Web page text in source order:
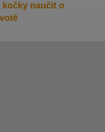
kočky naučit o